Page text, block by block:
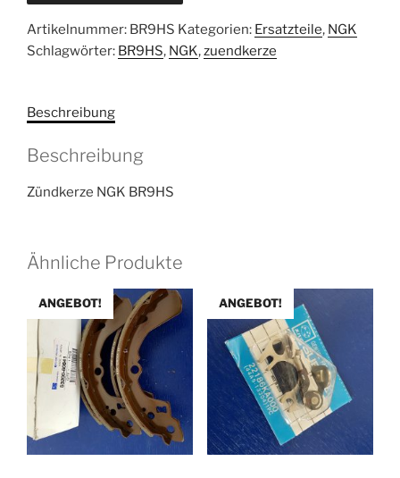
BR9HS
Menge
Artikelnummer: BR9HS Kategorien: Ersatzteile, NGK
Schlagwörter: BR9HS, NGK,zuendkerze
Beschreibung
Beschreibung
Zündkerze NGK BR9HS
Ähnliche Produkte
ANGEBOT! ANGEBOT!